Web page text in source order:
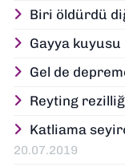
Biri öldürdü
Gayya kuyusu
Gel de
Reyting
Katliama
20.07.2019